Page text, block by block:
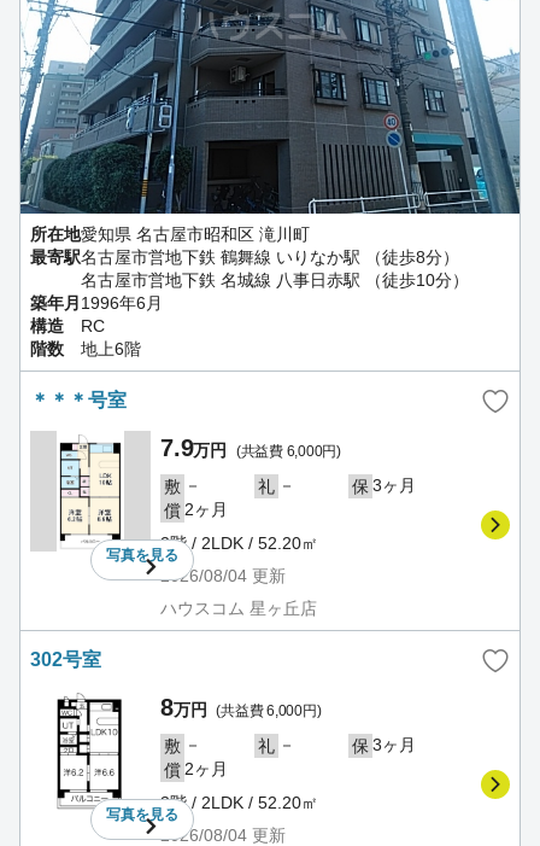
所在地愛知県 名古屋市昭和区 滝川町
最寄駅名古屋市営地下鉄 鶴舞線 いりなか駅 （徒歩8分）
名古屋市営地下鉄 名城線 八事日赤駅 （徒歩10分）
築年月 1996年6月
構造
RC
階数
地上6階
＊＊＊号室
写真を見る
7.9万円 (共益費 6,000円)
敷 － 礼 － 保 3ヶ月
償 2ヶ月
2階 / 2LDK / 52.20㎡
2026/08/04 更新
ハウスコム 星ヶ丘店
302号室
写真を見る
8万円 (共益費 6,000円)
敷 － 礼 － 保 3ヶ月
償 2ヶ月
3階 / 2LDK / 52.20㎡
2026/08/04 更新